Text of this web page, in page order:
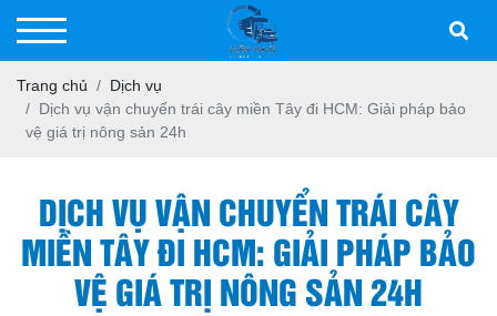
Trang chủ
Dịch vụ
Dịch vụ vận chuyển trái cây miền Tây đi HCM: Giải pháp bảo
vệ giá trị nông sản 24h
DỊCH VỤ VẬN CHUYỂN TRÁI CÂY
MIỀN TÂY ĐI HCM: GIẢI PHÁP BẢO
VỆ GIÁ TRỊ NÔNG SẢN 24H